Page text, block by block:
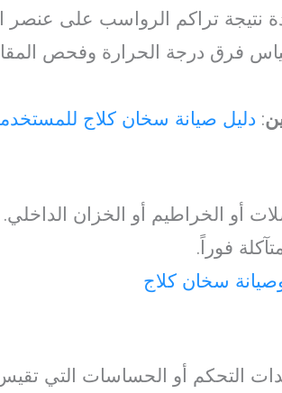
تراكم الرواسب على عنصر
فرق درجة الحرارة وفحص
:دليل صيانة سخان كلاج
أو الخراطيم أو الخزان
فوراً.
سخان كلاج
التحكم أو الحساسات التي